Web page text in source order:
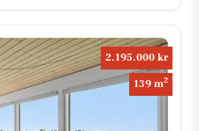
2.195.000 kr
139 m2